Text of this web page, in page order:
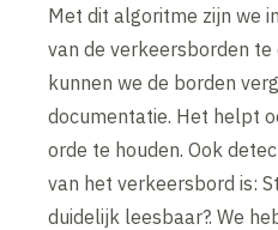
Met dit algoritme zijn we
van de verkeersborden
kunnen we de borden
documentatie. Het helpt
orde te houden. Ook
van het verkeersbord is:
duidelijk leesbaar?. We